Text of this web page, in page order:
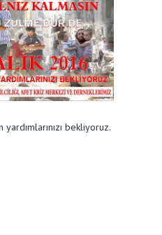
bekliyoruz.